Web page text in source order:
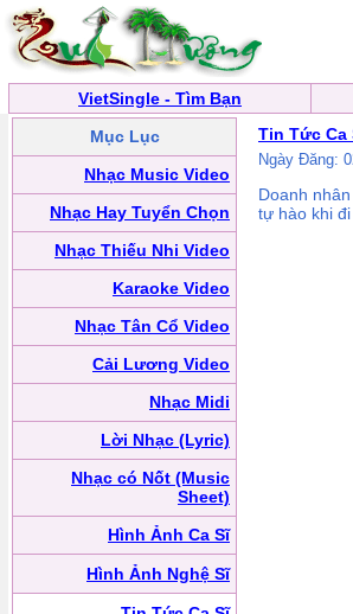
VietSingle - Tìm Bạn
Mục Lục
Nhạc Music Video
Nhạc Hay Tuyển Chọn
Nhạc Thiếu Nhi Video
Karaoke Video
Nhạc Tân Cổ Video
Cải Lương Video
Nhạc Midi
Lời Nhạc (Lyric)
Nhạc có Nốt (Music
Sheet)
Hình Ảnh Ca Sĩ
Hình Ảnh Nghệ Sĩ
Tin Tức Ca
Ngày Đăng:
Doanh
tự hào khi